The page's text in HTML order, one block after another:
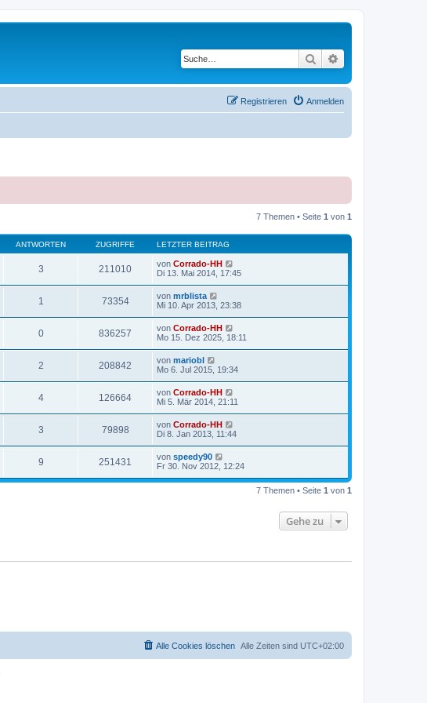
Suche
Anmelden
Registrieren
7 Themen • Seite 1 von 1
ANTWORTEN ZUGRIFFE LETZTER BEITRAG
3 211010 von Corrado-HH
Di 13. Mai 2014, 17:45
1 73354 von mrblista
Mi 10. Apr 2013, 23:38
0 836257 von Corrado-HH
Mo 15. Dez 2025, 18:11
2 208842 von mariobl
Mo 6. Jul 2015, 19:34
4 126664 von Corrado-HH
Mi 5. Mär 2014, 21:11
3 79898 von Corrado-HH
Di 8. Jan 2013, 11:44
9 251431 von speedy90
Fr 30. Nov 2012, 12:24
7 Themen • Seite 1 von 1
Gehe zu
Alle Zeiten sind UTC+02:00
Alle Cookies löschen